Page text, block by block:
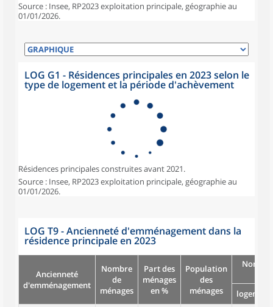
Source : Insee, RP2023 exploitation principale, géographie au
01/01/2026.
LOG G1 - Résidences principales en 2023 selon le
type de logement et la période d'achèvement
Résidences principales construites avant 2021.
Source : Insee, RP2023 exploitation principale, géographie au
01/01/2026.
LOG T9 - Ancienneté d'emménagement dans la
résidence principale en 2023
Ancienneté
d'emménagement
Nombre
de
ménages
Part des
ménages
en %
Population
des
ménages
logement